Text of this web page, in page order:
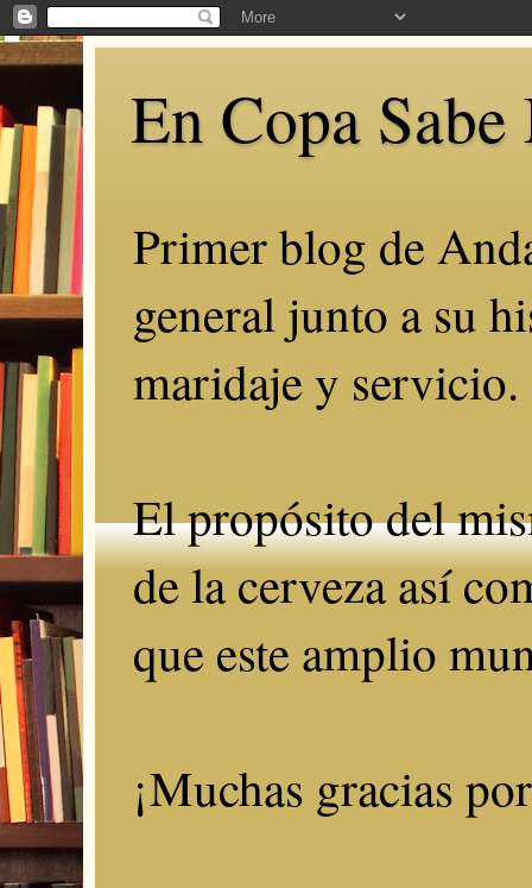
En Copa
Primer blog de
general junto a su
maridaje y servicio.
El propósito del
de la cerveza así
que este amplio
¡Muchas gracias